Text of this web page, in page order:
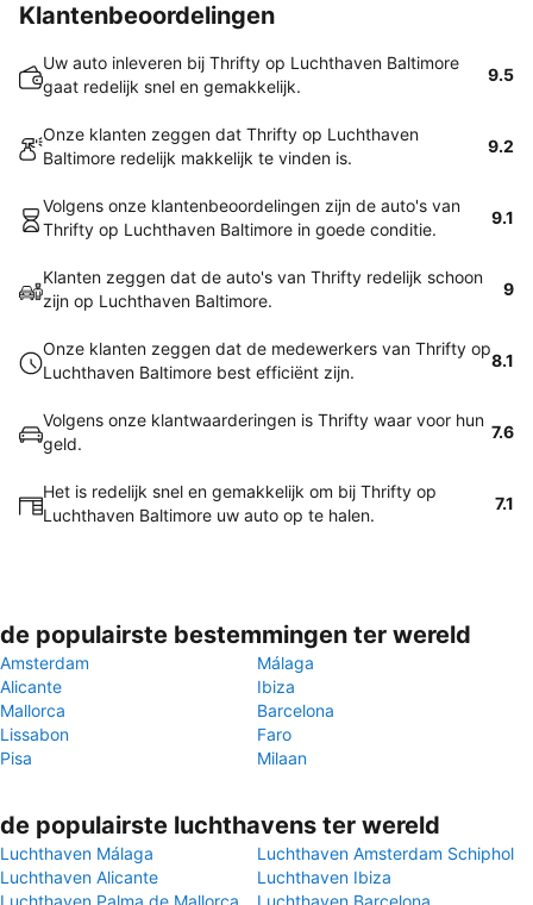
Klantenbeoordelingen
Uw auto inleveren bij Thrifty op Luchthaven Baltimore
gaat redelijk snel en gemakkelijk.
9.5
Onze klanten zeggen dat Thrifty op Luchthaven
Baltimore redelijk makkelijk te vinden is.
9.2
Volgens onze klantenbeoordelingen zijn de auto's van
Thrifty op Luchthaven Baltimore in goede conditie.
9.1
Klanten zeggen dat de auto's van Thrifty redelijk schoon
zijn op Luchthaven Baltimore.
9
Onze klanten zeggen dat de medewerkers van Thrifty op
Luchthaven Baltimore best efficiënt zijn.
8.1
Volgens onze klantwaarderingen is Thrifty waar voor hun
geld.
7.6
Het is redelijk snel en gemakkelijk om bij Thrifty op
Luchthaven Baltimore uw auto op te halen.
7.1
de populairste bestemmingen ter wereld
Amsterdam
Málaga
Alicante
Ibiza
Mallorca
Barcelona
Lissabon
Faro
Pisa
Milaan
de populairste luchthavens ter wereld
Luchthaven Málaga
Luchthaven Amsterdam Schiphol
Luchthaven Alicante
Luchthaven Ibiza
Luchthaven Palma de Mallorca
Luchthaven Barcelona